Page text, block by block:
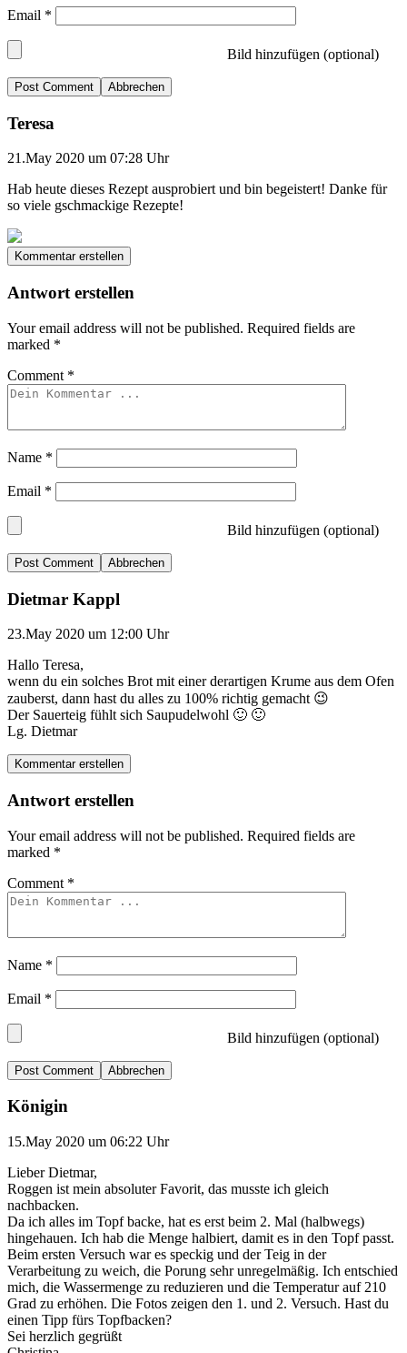
Email *
Bild hinzufügen (optional)
Abbrechen
Teresa
21.May 2020 um 07:28 Uhr
Hab heute dieses Rezept ausprobiert und bin begeistert! Danke für
so viele gschmackige Rezepte!
Kommentar erstellen
Antwort erstellen
Your email address will not be published. Required fields are
marked *
Comment *
Name *
Email *
Bild hinzufügen (optional)
Abbrechen
Dietmar Kappl
23.May 2020 um 12:00 Uhr
Hallo Teresa,
wenn du ein solches Brot mit einer derartigen Krume aus dem Ofen
zauberst, dann hast du alles zu 100% richtig gemacht 😉
Der Sauerteig fühlt sich Saupudelwohl 🙂 🙂
Lg. Dietmar
Kommentar erstellen
Antwort erstellen
Your email address will not be published. Required fields are
marked *
Comment *
Name *
Email *
Bild hinzufügen (optional)
Abbrechen
Königin
15.May 2020 um 06:22 Uhr
Lieber Dietmar,
Roggen ist mein absoluter Favorit, das musste ich gleich
nachbacken.
Da ich alles im Topf backe, hat es erst beim 2. Mal (halbwegs)
hingehauen. Ich hab die Menge halbiert, damit es in den Topf passt.
Beim ersten Versuch war es speckig und der Teig in der
Verarbeitung zu weich, die Porung sehr unregelmäßig. Ich entschied
mich, die Wassermenge zu reduzieren und die Temperatur auf 210
Grad zu erhöhen. Die Fotos zeigen den 1. und 2. Versuch. Hast du
einen Tipp fürs Topfbacken?
Sei herzlich gegrüßt